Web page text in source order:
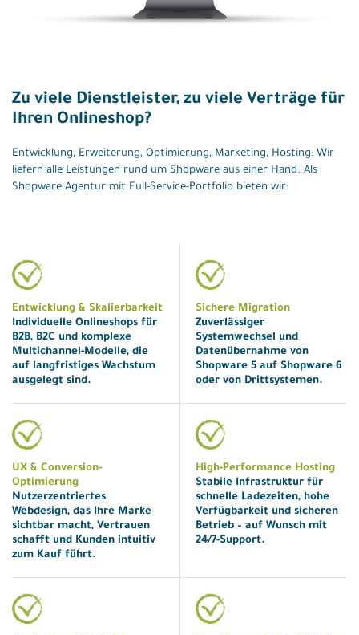
Zu viele Dienstleister, zu viele Verträge für
Ihren Onlineshop?
Entwicklung, Erweiterung, Optimierung, Marketing, Hosting: Wir
liefern alle Leistungen rund um Shopware aus einer Hand. Als
Shopware Agentur mit Full-Service-Portfolio bieten wir:
Entwicklung & Skalierbarkeit
Individuelle Onlineshops für
B2B, B2C und komplexe
Multichannel-Modelle, die
auf langfristiges Wachstum
ausgelegt sind.
Sichere Migration
Zuverlässiger
Systemwechsel und
Datenübernahme von
Shopware 5 auf Shopware 6
oder von Drittsystemen.
UX & Conversion-
Optimierung
Nutzerzentriertes
Webdesign, das Ihre Marke
sichtbar macht, Vertrauen
schafft und Kunden intuitiv
zum Kauf führt.
High-Performance Hosting
Stabile Infrastruktur für
schnelle Ladezeiten, hohe
Verfügbarkeit und sicheren
Betrieb – auf Wunsch mit
24/7-Support.